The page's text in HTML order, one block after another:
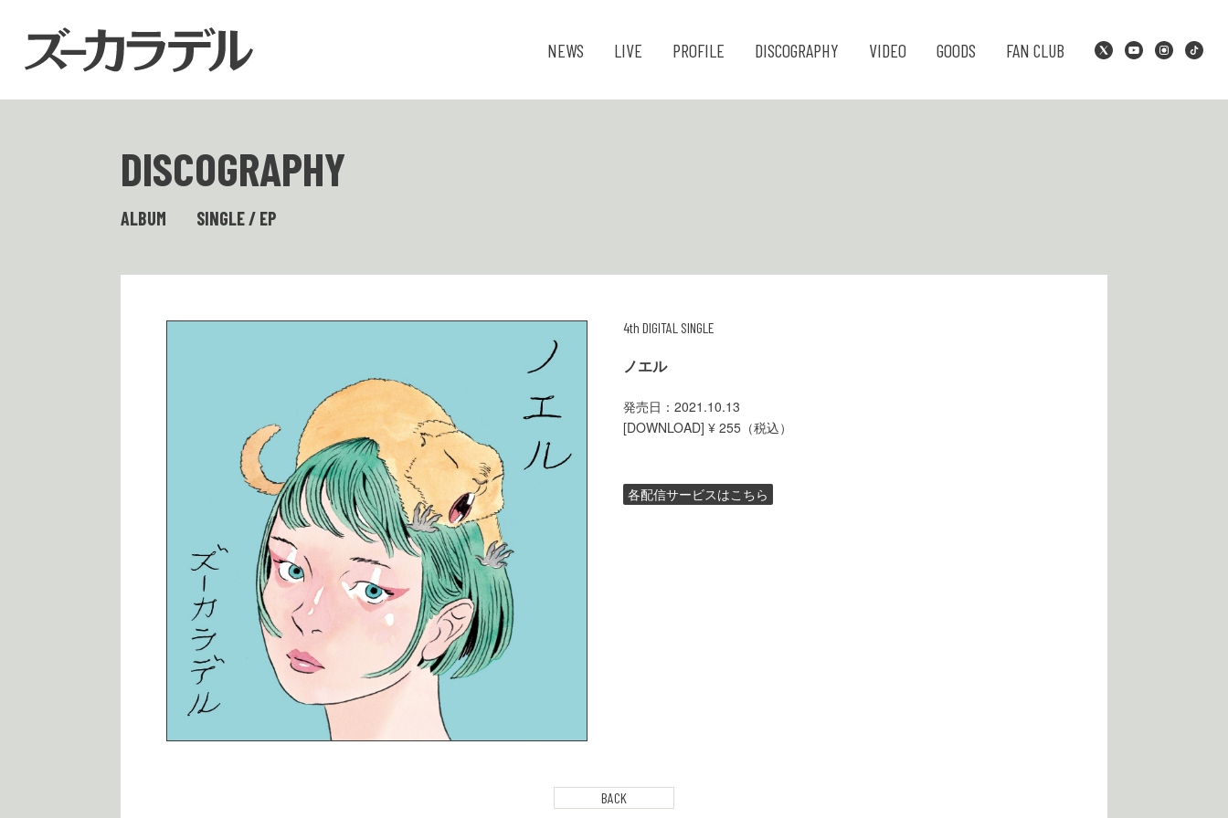
NEWS LIVE PROFILE DISCOGRAPHY VIDEO GOODS FAN CLUB
DISCOGRAPHY
ALBUM SINGLE / EP
4th DIGITAL SINGLE
ノエル
発売日：2021.10.13
[DOWNLOAD] ¥ 255（税込）
各配信サービスはこちら
BACK